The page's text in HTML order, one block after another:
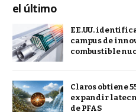
el último
EE.UU.
campus de
combustible
Claros obtiene
expandir la
de PFAS